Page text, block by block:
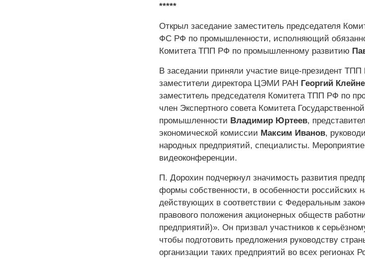
*****
Открыл заседание заместитель председателя
ФС РФ по промышленности, исполняющий
Комитета ТПП РФ по промышленному развитию
В заседании приняли участие вице-президент
заместители директора ЦЭМИ РАН Георгий
заместитель председателя Комитета ТПП РФ по
член Экспертного совета Комитета
промышленности Владимир Юртеев,
экономической комиссии Максим Иванов,
народных предприятий, специалисты.
видеоконференции.
П. Дорохин подчеркнул значимость развития
формы собственности, в особенности российских
действующих в соответствии с Федеральным
правового положения акционерных обществ
предприятий)». Он призвал участников к
чтобы подготовить предложения руководству
организации таких предприятий во всех регионах